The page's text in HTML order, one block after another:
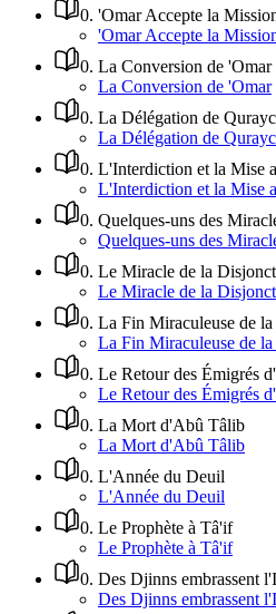
0. 'Omar Accepte la
'Omar Accepte la
0. La Conversion de 'Omar
La Conversion de 'Omar
0. La Délégation de
La Délégation de
0. L'Interdiction et la Mise
L'Interdiction et la Mise
0. Quelques-uns des
Quelques-uns des
0. Le Miracle de la
Le Miracle de la
0. La Fin Miraculeuse de
La Fin Miraculeuse de
0. Le Retour des Émigrés
Le Retour des Émigrés
0. La Mort d'Abû Tâlib
La Mort d'Abû Tâlib
0. L'Année du Deuil
L'Année du Deuil
0. Le Prophète à Tâ'if
Le Prophète à Tâ'if
0. Des Djinns embrassent
Des Djinns embrassent